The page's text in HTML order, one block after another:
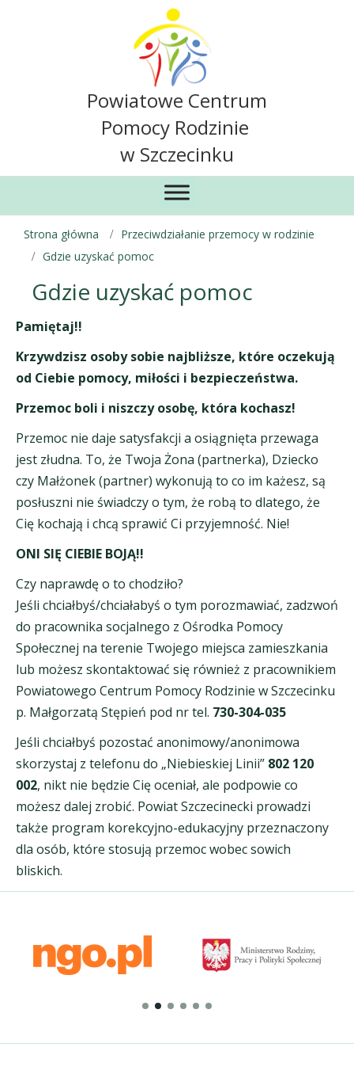
Powiatowe Centrum
Pomocy Rodzinie
w Szczecinku
Strona główna
Przeciwdziałanie przemocy w rodzinie
Gdzie uzyskać pomoc
Gdzie uzyskać pomoc
Pamiętaj!!
Krzywdzisz osoby sobie najbliższe, które oczekują
od Ciebie pomocy, miłości i bezpieczeństwa.
Przemoc boli i niszczy osobę, która kochasz!
Przemoc nie daje satysfakcji a osiągnięta przewaga
jest złudna. To, że Twoja Żona (partnerka), Dziecko
czy Małżonek (partner) wykonują to co im każesz, są
posłuszni nie świadczy o tym, że robą to dlatego, że
Cię kochają i chcą sprawić Ci przyjemność. Nie!
ONI SIĘ CIEBIE BOJĄ!!
Czy naprawdę o to chodziło?
Jeśli chciałbyś/chciałabyś o tym porozmawiać, zadzwoń
do pracownika socjalnego z Ośrodka Pomocy
Społecznej na terenie Twojego miejsca zamieszkania
lub możesz skontaktować się również z pracownikiem
Powiatowego Centrum Pomocy Rodzinie w Szczecinku
p. Małgorzatą Stępień pod nr tel. 730-304-035
Jeśli chciałbyś pozostać anonimowy/anonimowa
skorzystaj z telefonu do „Niebieskiej Linii” 802 120
002, nikt nie będzie Cię oceniał, ale podpowie co
możesz dalej zrobić. Powiat Szczecinecki prowadzi
także program korekcyjno-edukacyjny przeznaczony
dla osób, które stosują przemoc wobec sowich
bliskich.